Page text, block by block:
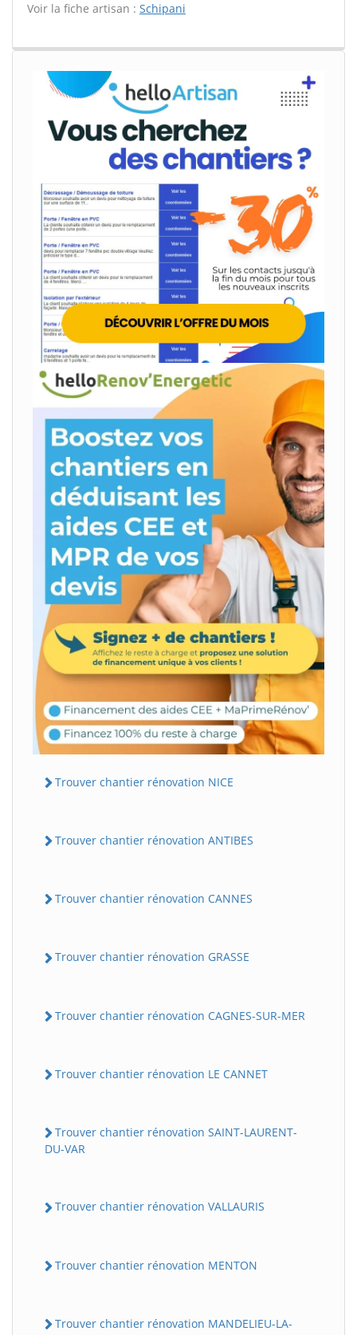
Voir la fiche artisan : Schipani
Trouver chantier rénovation NICE
Trouver chantier rénovation ANTIBES
Trouver chantier rénovation CANNES
Trouver chantier rénovation GRASSE
Trouver chantier rénovation CAGNES-SUR-MER
Trouver chantier rénovation LE CANNET
Trouver chantier rénovation SAINT-LAURENT-
DU-VAR
Trouver chantier rénovation VALLAURIS
Trouver chantier rénovation MENTON
Trouver chantier rénovation MANDELIEU-LA-